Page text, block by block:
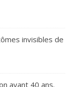
invisibles de
avant 40 ans.